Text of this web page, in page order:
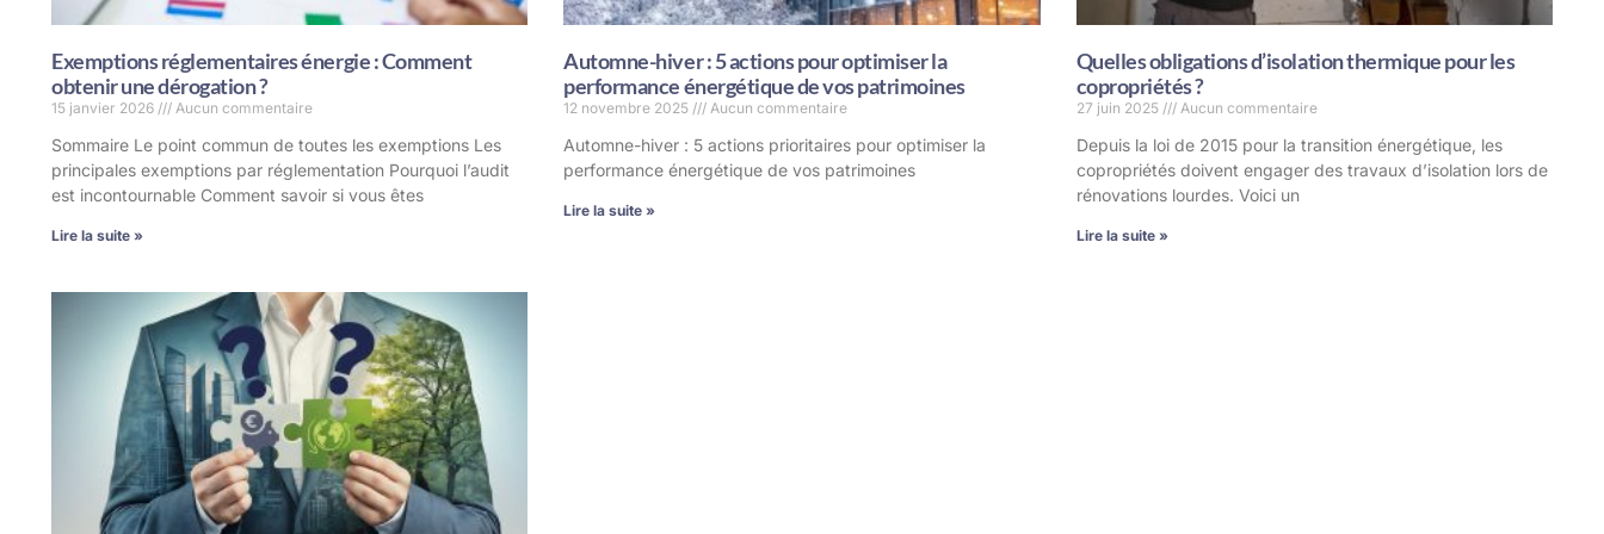
Exemptions réglementaires énergie : Comment
obtenir une dérogation ?
15 janvier 2026 Aucun commentaire
Sommaire Le point commun de toutes les exemptions Les
principales exemptions par réglementation Pourquoi l’audit
est incontournable Comment savoir si vous êtes
Lire la suite »
Automne-hiver : 5 actions pour optimiser la
performance énergétique de vos patrimoines
12 novembre 2025 Aucun commentaire
Automne-hiver : 5 actions prioritaires pour optimiser la
performance énergétique de vos patrimoines
Lire la suite »
Quelles obligations d’isolation thermique pour les
copropriétés ?
27 juin 2025 Aucun commentaire
Depuis la loi de 2015 pour la transition énergétique, les
copropriétés doivent engager des travaux d’isolation lors de
rénovations lourdes. Voici un
Lire la suite »